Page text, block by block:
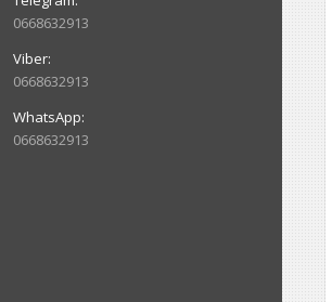
0668632913
0668632913
0668632913